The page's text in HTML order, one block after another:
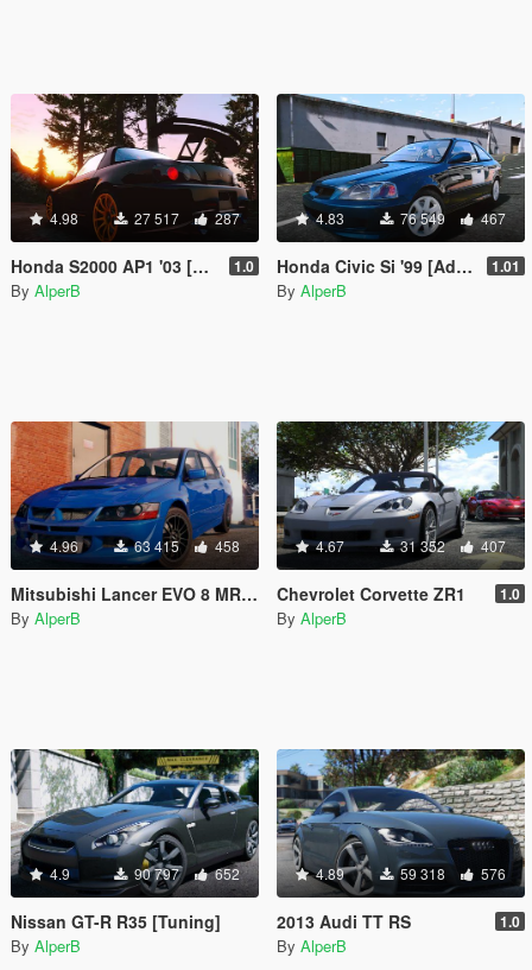
4.98 27 517 287
Honda S2000 AP1 '03 [Add-On] 1.0
By AlperB
4.83 76 549 467
Honda Civic Si '99 [Add-On | Tuning] 1.01
By AlperB
4.96 63 415 458
Mitsubishi Lancer EVO 8 MR [Tuning]
By AlperB
4.67 31 352 407
Chevrolet Corvette ZR1 1.0
By AlperB
4.9 90 797 652
Nissan GT-R R35 [Tuning]
By AlperB
4.89 59 318 576
2013 Audi TT RS 1.0
By AlperB